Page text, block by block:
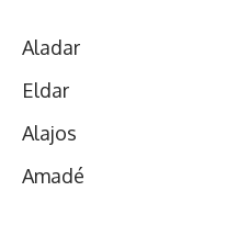
Aladar
Eldar
Alajos
Amadé